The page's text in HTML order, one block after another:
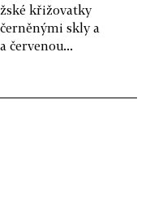
křižovatky
skly a
červenou...